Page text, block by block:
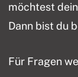
möchtest
Dann bist du
Für Fragen